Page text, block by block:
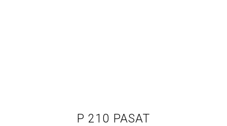
P 210 PASAT